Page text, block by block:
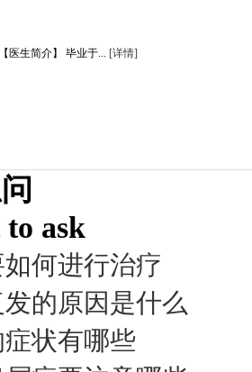
医生简介】 毕业于... [详情]
ask
何进行治疗
的原因是什么
状有哪些